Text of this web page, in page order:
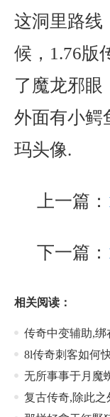
这洞里路线
候，1.76版
了魔龙邪眼
外面有小鳄
玛头像.
上一篇：
下一篇：
相关阅读：
传奇中变辅助,
8l传奇刺客如何
无所事事于月魔
复古传奇,除此之